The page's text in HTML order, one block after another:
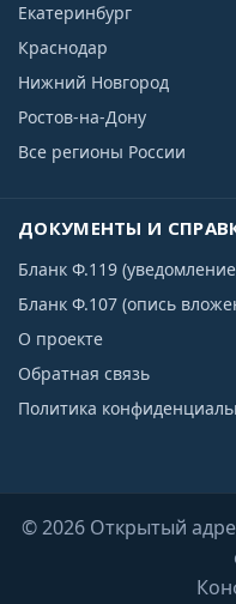
Екатеринбург
Краснодар
Нижний Новгород
Ростов-на-Дону
Все регионы России
ДОКУМЕНТЫ И
Бланк Ф.119
Бланк Ф.107 (опись
О проекте
Обратная связь
Политика
© 2026 Открытый